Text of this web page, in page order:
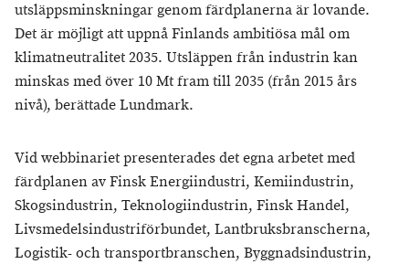
utsläppsminskningar genom färdplanerna är lovande.
Det är möjligt att uppnå Finlands ambitiösa mål om
klimatneutralitet 2035. Utsläppen från industrin kan
minskas med över 10 Mt fram till 2035 (från 2015 års
nivå), berättade Lundmark.
Vid webbinariet presenterades det egna arbetet med
färdplanen av Finsk Energiindustri, Kemiindustrin,
Skogsindustrin, Teknologiindustrin, Finsk Handel,
Livsmedelsindustriförbundet, Lantbruksbranscherna,
Logistik- och transportbranschen, Byggnadsindustrin,